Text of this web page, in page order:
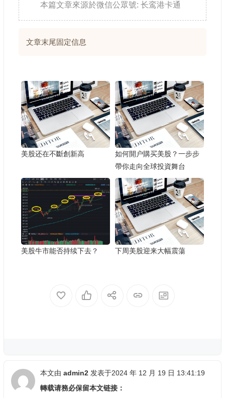
本篇文章來源於微信公眾號: 长鸾港卡通
文章末尾固定信息
美股还在不斷創新高
如何開户購买美股？一步步
帶你走向全球投資舞台
美股牛市能否持续下去？ 下周美股迎来大幅震蕩
本文由 admin2 发表于2024 年 12 月 19 日 13:41:19
轉载请務必保留本文链接：